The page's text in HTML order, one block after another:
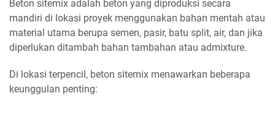
Beton sitemix adalah beton yang diproduksi secara
mandiri di lokasi proyek menggunakan bahan mentah atau
material utama berupa semen, pasir, batu split, air, dan jika
diperlukan ditambah bahan tambahan atau admixture.
Di lokasi terpencil, beton sitemix menawarkan beberapa
keunggulan penting: